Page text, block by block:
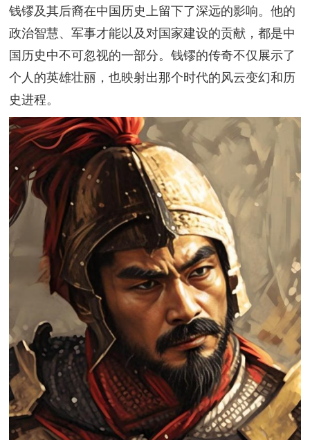
钱镠及其后裔在中国历史上留下了深远的影响。他的
政治智慧、军事才能以及对国家建设的贡献，都是中
国历史中不可忽视的一部分。钱镠的传奇不仅展示了
个人的英雄壮丽，也映射出那个时代的风云变幻和历
史进程。